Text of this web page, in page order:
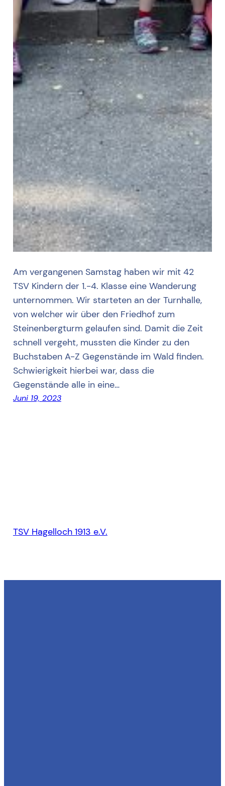
Am vergangenen Samstag haben wir mit 42
TSV Kindern der 1.-4. Klasse eine Wanderung
unternommen. Wir starteten an der Turnhalle,
von welcher wir über den Friedhof zum
Steinenbergturm gelaufen sind. Damit die Zeit
schnell vergeht, mussten die Kinder zu den
Buchstaben A-Z Gegenstände im Wald finden.
Schwierigkeit hierbei war, dass die
Gegenstände alle in eine…
Juni 19, 2023
TSV Hagelloch 1913 e.V.